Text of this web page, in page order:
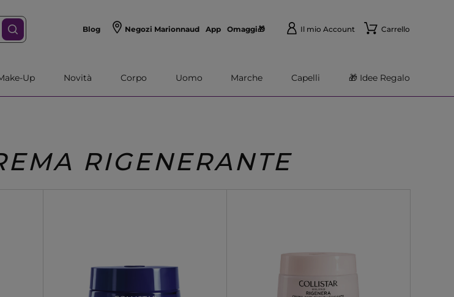
Blog Negozi Marionnaud App Omaggi🎁 Il mio Account Carrello
Up Novità Corpo Uomo Marche Capelli 🎁 Idee Regalo
RIGENERANTE